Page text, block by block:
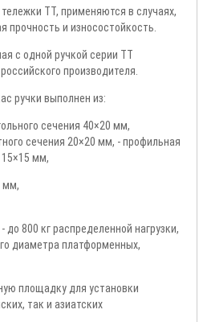
ТТ, применяются в случаях,
прочность и износостойкость.
с одной ручкой серии ТТ
производителя.
ручки выполнен из:
сечения 40×20 мм,
сечения 20×20 мм, - профильная
15×15 мм,
мм,
до 800 кг распределенной нагрузки,
диаметра платформенных,
площадку для установки
так и азиатских